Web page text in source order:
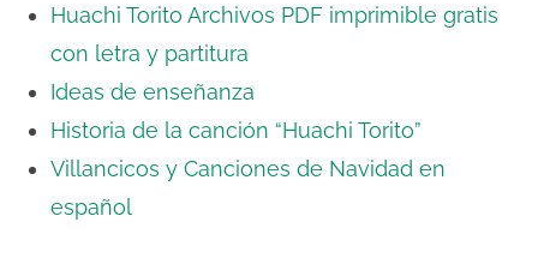
Huachi Torito Archivos PDF imprimible gratis
con letra y partitura
Ideas de enseñanza
Historia de la canción “Huachi Torito”
Villancicos y Canciones de Navidad en
español